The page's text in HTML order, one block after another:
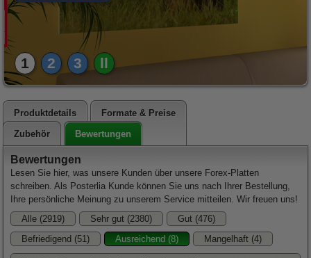
1 2 3 ll
Produktdetails Formate & Preise
Bewertungen
Lesen Sie hier, was unsere Kunden über unsere Forex-Platten
schreiben. Als Posterlia Kunde können Sie uns nach Ihrer Bestellung,
Ihre persönliche Meinung zu unserem Service mitteilen. Wir freuen uns!
Alle (2919)
Sehr gut (2380)
Gut (476)
Befriedigend (51)
Ausreichend (8) Mangelhaft (4)